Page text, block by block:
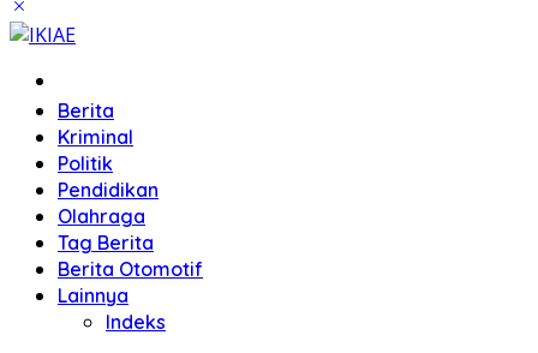
Berita
Kriminal
Politik
Pendidikan
Olahraga
Tag Berita
Berita Otomotif
Lainnya
Indeks